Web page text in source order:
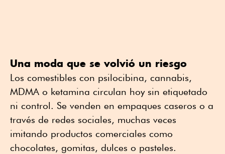
Una moda que se volvió un riesgo
Los comestibles con psilocibina, cannabis,
MDMA o ketamina circulan hoy sin etiquetado
ni control. Se venden en empaques caseros o a
través de redes sociales, muchas veces
imitando productos comerciales como
chocolates, gomitas, dulces o pasteles.